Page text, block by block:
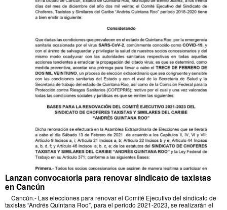
Lanzan convocatoria para renovar sindicato de taxistas
en Cancún
Cancún.- Las elecciones para renovar el Comité Ejecutivo del sindicato de
taxistas “Andrés Quintana Roo”, para el periodo 2021-2023, se realizarán el